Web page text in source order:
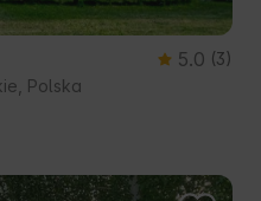
5.0 (3)
Polska